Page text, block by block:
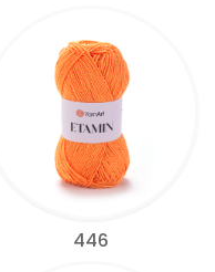
446